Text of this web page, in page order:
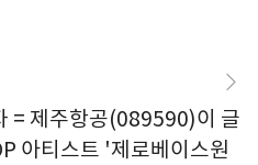
= 제주항공(089590)이 글
아티스트 '제로베이스원